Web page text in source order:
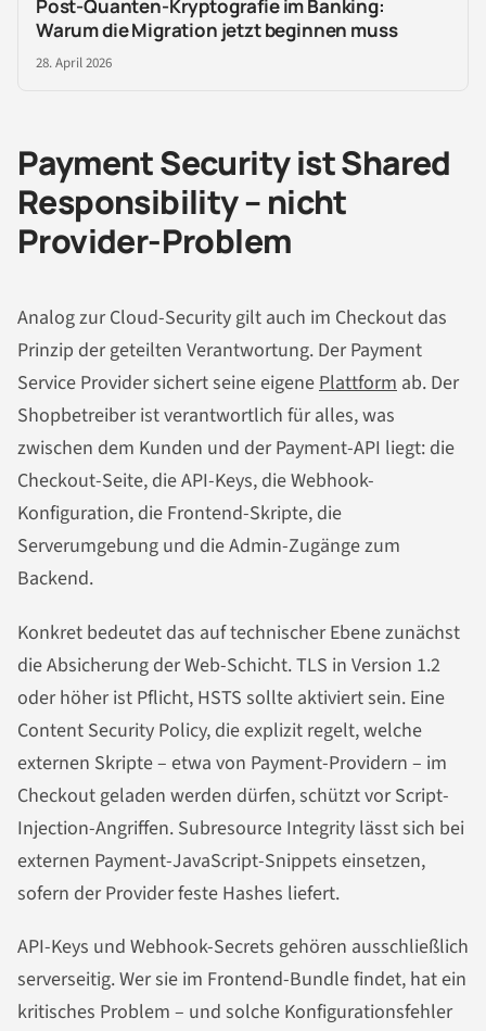
Post-Quanten-Kryptografie im Banking:
Warum die Migration jetzt beginnen muss
28. April 2026
Payment Security ist Shared
Responsibility – nicht
Provider-Problem
Analog zur Cloud-Security gilt auch im Checkout das
Prinzip der geteilten Verantwortung. Der Payment
Service Provider sichert seine eigene Plattform ab. Der
Shopbetreiber ist verantwortlich für alles, was
zwischen dem Kunden und der Payment-API liegt: die
Checkout-Seite, die API-Keys, die Webhook-
Konfiguration, die Frontend-Skripte, die
Serverumgebung und die Admin-Zugänge zum
Backend.
Konkret bedeutet das auf technischer Ebene zunächst
die Absicherung der Web-Schicht. TLS in Version 1.2
oder höher ist Pflicht, HSTS sollte aktiviert sein. Eine
Content Security Policy, die explizit regelt, welche
externen Skripte – etwa von Payment-Providern – im
Checkout geladen werden dürfen, schützt vor Script-
Injection-Angriffen. Subresource Integrity lässt sich bei
externen Payment-JavaScript-Snippets einsetzen,
sofern der Provider feste Hashes liefert.
API-Keys und Webhook-Secrets gehören ausschließlich
serverseitig. Wer sie im Frontend-Bundle findet, hat ein
kritisches Problem – und solche Konfigurationsfehler